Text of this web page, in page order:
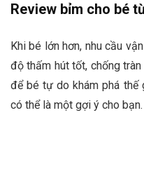
Review bỉm cho bé
Khi bé lớn hơn, nhu cầu
độ thấm hút tốt, chống
để bé tự do khám phá thế
có thể là một gợi ý cho bạn.